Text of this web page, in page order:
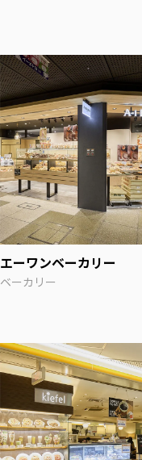
エーワンベーカリー
ベーカリー